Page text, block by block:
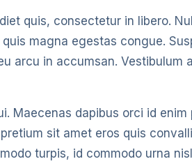
quis, consectetur in libero.
magna egestas congue.
arcu in accumsan.
Maecenas dapibus orci id
sit amet eros quis
turpis, id commodo urna